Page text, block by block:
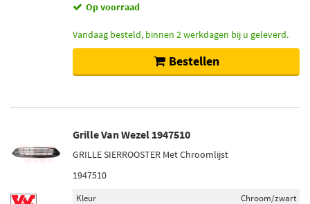
Op voorraad
Vandaag besteld, binnen 2 werkdagen bij u geleverd.
Bestellen
Grille Van Wezel 1947510
GRILLE SIERROOSTER Met Chroomlijst
1947510
Kleur
Chroom/zwart